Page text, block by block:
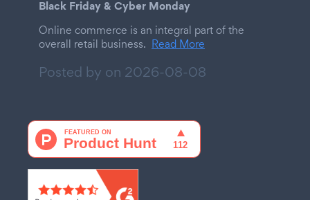
Black Friday & Cyber Monday
Online commerce is an integral part of the
overall retail business. Read More
Posted by on 2026-08-08